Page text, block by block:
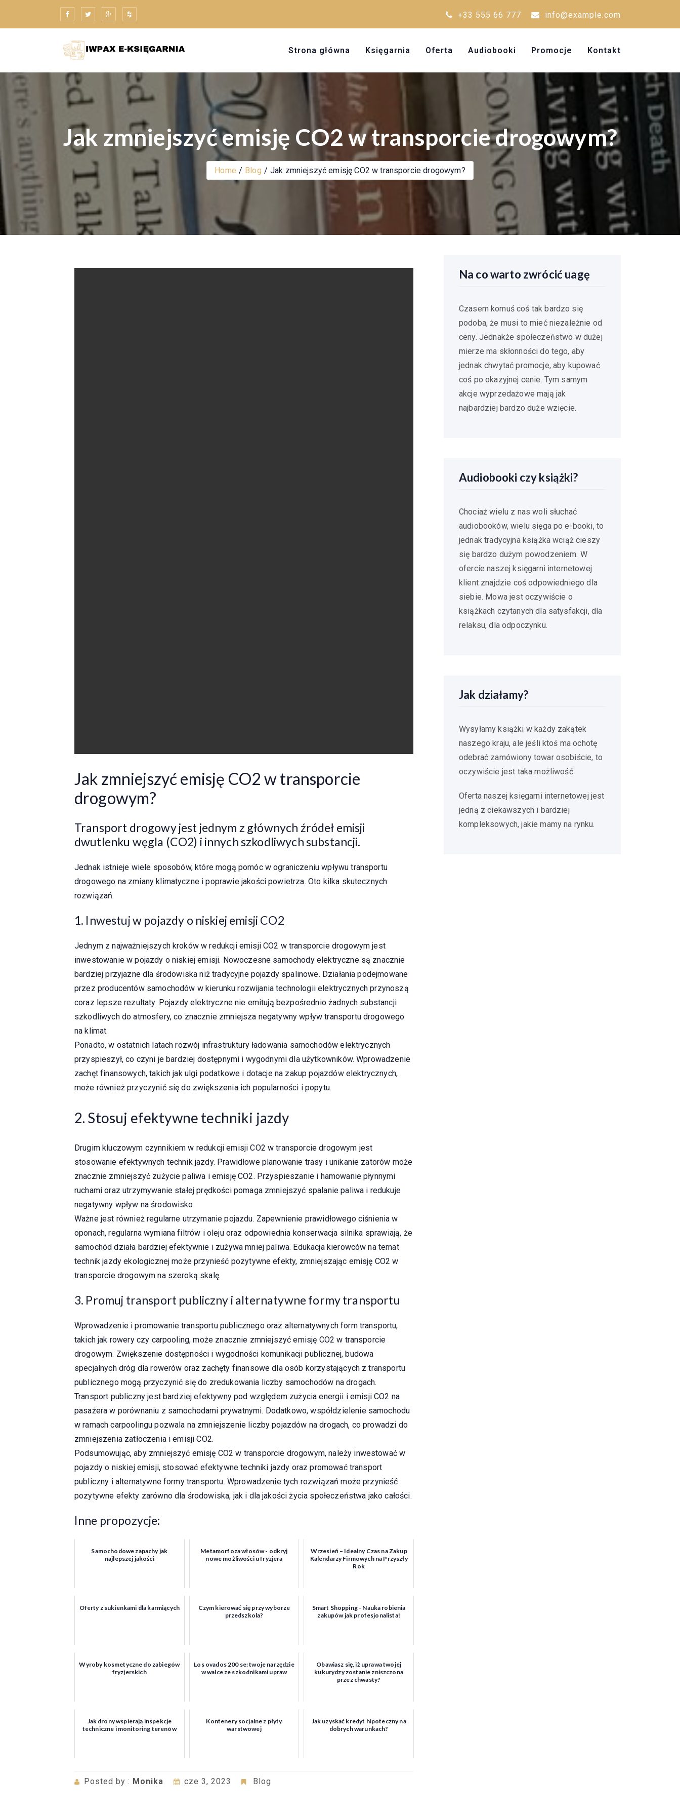
+33 555 66 777 info@example.com
Strona główna Księgarnia Oferta Audiobooki Promocje Kontakt
Jak zmniejszyć emisję CO2 w transporcie drogowym?
Home Blog Jak zmniejszyć emisję CO2 w transporcie drogowym?
Jak zmniejszyć emisję CO2 w transporcie
drogowym?
Transport drogowy jest jednym z głównych źródeł emisji
dwutlenku węgla (CO2) i innych szkodliwych substancji.
Jednak istnieje wiele sposobów, które mogą pomóc w ograniczeniu wpływu transportu
drogowego na zmiany klimatyczne i poprawie jakości powietrza. Oto kilka skutecznych
rozwiązań.
1. Inwestuj w pojazdy o niskiej emisji CO2
Jednym z najważniejszych kroków w redukcji emisji CO2 w transporcie drogowym jest
inwestowanie w pojazdy o niskiej emisji. Nowoczesne samochody elektryczne są znacznie
bardziej przyjazne dla środowiska niż tradycyjne pojazdy spalinowe. Działania podejmowane
przez producentów samochodów w kierunku rozwijania technologii elektrycznych przynoszą
coraz lepsze rezultaty. Pojazdy elektryczne nie emitują bezpośrednio żadnych substancji
szkodliwych do atmosfery, co znacznie zmniejsza negatywny wpływ transportu drogowego
na klimat.
Ponadto, w ostatnich latach rozwój infrastruktury ładowania samochodów elektrycznych
przyspieszył, co czyni je bardziej dostępnymi i wygodnymi dla użytkowników. Wprowadzenie
zachęt finansowych, takich jak ulgi podatkowe i dotacje na zakup pojazdów elektrycznych,
może również przyczynić się do zwiększenia ich popularności i popytu.
2. Stosuj efektywne techniki jazdy
Drugim kluczowym czynnikiem w redukcji emisji CO2 w transporcie drogowym jest
stosowanie efektywnych technik jazdy. Prawidłowe planowanie trasy i unikanie zatorów może
znacznie zmniejszyć zużycie paliwa i emisję CO2. Przyspieszanie i hamowanie płynnymi
ruchami oraz utrzymywanie stałej prędkości pomaga zmniejszyć spalanie paliwa i redukuje
negatywny wpływ na środowisko.
Ważne jest również regularne utrzymanie pojazdu. Zapewnienie prawidłowego ciśnienia w
oponach, regularna wymiana filtrów i oleju oraz odpowiednia konserwacja silnika sprawiają, że
samochód działa bardziej efektywnie i zużywa mniej paliwa. Edukacja kierowców na temat
technik jazdy ekologicznej może przynieść pozytywne efekty, zmniejszając emisję CO2 w
transporcie drogowym na szeroką skalę.
3. Promuj transport publiczny i alternatywne formy transportu
Wprowadzenie i promowanie transportu publicznego oraz alternatywnych form transportu,
takich jak rowery czy carpooling, może znacznie zmniejszyć emisję CO2 w transporcie
drogowym. Zwiększenie dostępności i wygodności komunikacji publicznej, budowa
specjalnych dróg dla rowerów oraz zachęty finansowe dla osób korzystających z transportu
publicznego mogą przyczynić się do zredukowania liczby samochodów na drogach.
Transport publiczny jest bardziej efektywny pod względem zużycia energii i emisji CO2 na
pasażera w porównaniu z samochodami prywatnymi. Dodatkowo, współdzielenie samochodu
w ramach carpoolingu pozwala na zmniejszenie liczby pojazdów na drogach, co prowadzi do
zmniejszenia zatłoczenia i emisji CO2.
Podsumowując, aby zmniejszyć emisję CO2 w transporcie drogowym, należy inwestować w
pojazdy o niskiej emisji, stosować efektywne techniki jazdy oraz promować transport
publiczny i alternatywne formy transportu. Wprowadzenie tych rozwiązań może przynieść
pozytywne efekty zarówno dla środowiska, jak i dla jakości życia społeczeństwa jako całości.
Inne propozycje:
Samochodowe zapachy jak
najlepszej jakości
Metamorfoza włosów - odkryj
nowe możliwości u fryzjera
Wrzesień – Idealny Czas na Zakup
Kalendarzy Firmowych na Przyszły
Rok
Oferty z sukienkami dla karmiących
Czym kierować się przy wyborze
przedszkola?
Smart Shopping - Nauka robienia
zakupów jak profesjonalista!
Wyroby kosmetyczne do zabiegów
fryzjerskich
Los ovados 200 se: twoje narzędzie
w walce ze szkodnikami upraw
Obawiasz się, iż uprawa twojej
kukurydzy zostanie zniszczona
przez chwasty?
Jak drony wspierają inspekcje
techniczne i monitoring terenów
Kontenery socjalne z płyty
warstwowej
Jak uzyskać kredyt hipoteczny na
dobrych warunkach?
Posted by : Monika cze 3, 2023 Blog
Na co warto zwrócić uagę
Czasem komuś coś tak bardzo się
podoba, że musi to mieć niezależnie od
ceny. Jednakże społeczeństwo w dużej
mierze ma skłonności do tego, aby
jednak chwytać promocje, aby kupować
coś po okazyjnej cenie. Tym samym
akcje wyprzedażowe mają jak
najbardziej bardzo duże wzięcie.
Audiobooki czy książki?
Chociaż wielu z nas woli słuchać
audiobooków, wielu sięga po e-booki, to
jednak tradycyjna książka wciąż cieszy
się bardzo dużym powodzeniem. W
ofercie naszej księgarni internetowej
klient znajdzie coś odpowiedniego dla
siebie. Mowa jest oczywiście o
książkach czytanych dla satysfakcji, dla
relaksu, dla odpoczynku.
Jak działamy?
Wysyłamy książki w każdy zakątek
naszego kraju, ale jeśli ktoś ma ochotę
odebrać zamówiony towar osobiście, to
oczywiście jest taka możliwość.
Oferta naszej księgarni internetowej jest
jedną z ciekawszych i bardziej
kompleksowych, jakie mamy na rynku.